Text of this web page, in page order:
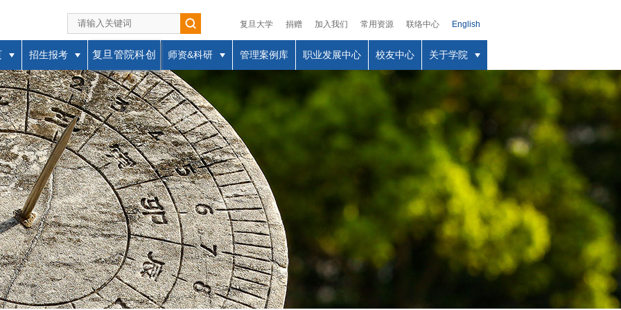
复旦大学 捐赠 加入我们 常用资源 联络中心 English
招生报考 复旦管院科创 师资&科研 管理案例库 职业发展中心 校友中心 关于学院